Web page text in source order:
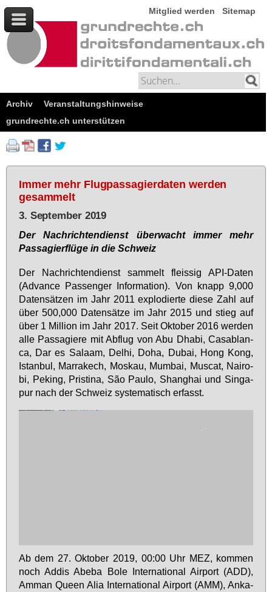
Mitglied werden Sitemap
Archiv
Veranstaltungshinweise
grundrechte.ch unterstützen
Immer mehr Flugpassagierdaten werden
gesammelt
3. September 2019
Der Nach­rich­ten­dienst über­wacht im­mer mehr
Pas­sa­gier­flü­ge in die Schweiz
Der Nach­rich­ten­dienst sam­melt fleis­sig API-Da­ten
(Ad­van­ce Pas­sen­ger In­for­ma­ti­on). Von knapp 9,000
Da­ten­sät­zen im Jahr 2011 ex­plo­dier­te die­se Zahl auf
über 500,000 Da­ten­sät­ze im Jahr 2015 und stieg auf
über 1 Mil­li­on im Jahr 2017. Seit Ok­to­ber 2016 wer­den
al­le Pas­sa­gie­re mit Ab­flug von Abu Dha­bi, Ca­sa­blan­
ca, Dar es Sa­laam, De­lhi, Do­ha, Du­bai, Hong Kong,
Is­tan­bul, Mar­rak­ech, Mos­kau, Mum­bai, Mu­s­cat, Nai­ro­
bi, Pe­king, Pris­ti­na, São Pau­lo, Shang­hai und Sin­ga­
pur nach der Schweiz sys­te­ma­tisch er­fasst.
Ab dem 27. Ok­to­ber 2019, 00:00 Uhr MEZ, kom­men
noch Ad­dis Abe­ba Bo­le In­ter­na­tio­nal Air­port (ADD),
Am­man Queen Alia In­ter­na­tio­nal Air­port (AMM), An­ka­